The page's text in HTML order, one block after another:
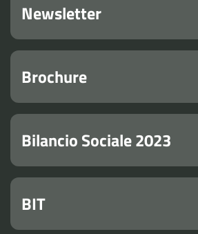
Newsletter
Brochure
Bilancio Sociale 2023
BIT